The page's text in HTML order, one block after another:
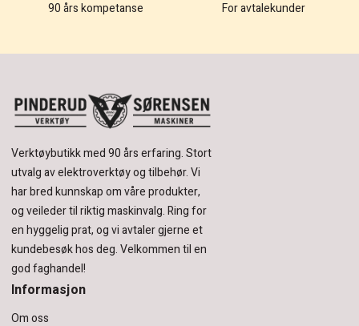
90 års kompetanse For avtalekunder
Verktøybutikk med 90 års erfaring.Stort
utvalg av elektroverktøy og tilbehør.Vi
har bred kunnskap om våre produkter,
og veileder til riktig maskinvalg. Ring for
en hyggelig prat, og vi avtaler gjerne et
kundebesøk hos deg.Velkommen til en
god faghandel!
Informasjon
Om oss